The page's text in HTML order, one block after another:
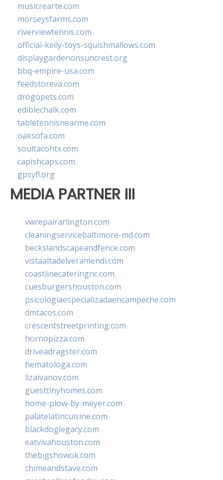
musicrearte.com
morseysfarms.com
riverviewtennis.com
official-kelly-toys-squishmallows.com
displaygardenonsuncrest.org
bbq-empire-usa.com
feedstoreva.com
drogopets.com
ediblechalk.com
tabletennisnearme.com
oaksofa.com
soultacohtx.com
capishcaps.com
gpsyfl.org
MEDIA PARTNER III
vwrepairarlington.com
cleaningservicebaltimore-md.com
beckslandscapeandfence.com
vistaaltadelveramendi.com
coastlinecateringnc.com
cuesburgershouston.com
psicologiaespecializadaencampeche.com
dmtacos.com
crescentstreetprinting.com
hornopizza.com
driveadragster.com
hematologa.com
lizaivanov.com
guesttinyhomes.com
home-plow-by-meyer.com
palatelatincuisine.com
blackdoglegacy.com
eatvivahouston.com
thebigshowok.com
chimeandstave.com